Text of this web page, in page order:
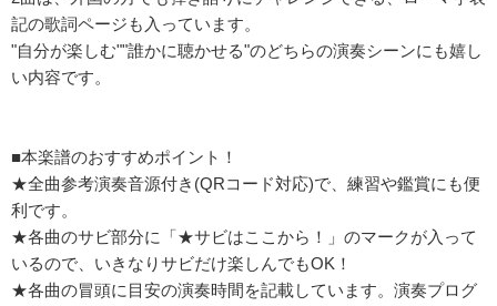
記の歌詞ページも入っています。
"自分が楽しむ""誰かに聴かせる"のどちらの演奏シーンにも嬉し
い内容です。
■本楽譜のおすすめポイント！
★全曲参考演奏音源付き(QRコード対応)で、練習や鑑賞にも便
利です。
★各曲のサビ部分に「★サビはここから！」のマークが入って
いるので、いきなりサビだけ楽しんでもOK！
★各曲の冒頭に目安の演奏時間を記載しています。演奏プログ